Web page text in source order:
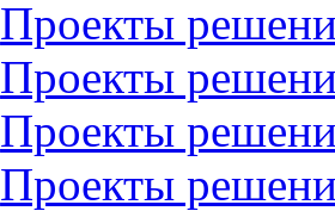
Проекты
Проекты
Проекты
Проекты